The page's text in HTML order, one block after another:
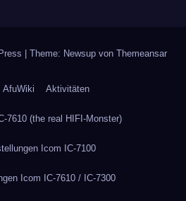
Theme: Newsup von Themeansar
AfuWiki Aktivitäten
7610 (the real HIFI-Monster)
Icom IC-7100
Icom IC-7610 / IC-7300